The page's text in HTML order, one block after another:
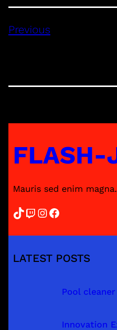
Previous
FLASH-
Mauris sed enim
TikTok Twitch InstagramFacebook
LATEST POSTS
Pool
Innovation